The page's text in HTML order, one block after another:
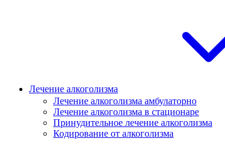
Лечение алкоголизма
Лечение алкоголизма амбулаторно
Лечение алкоголизма в стационаре
Принудительное лечение алкоголизма
Кодирование от алкоголизма